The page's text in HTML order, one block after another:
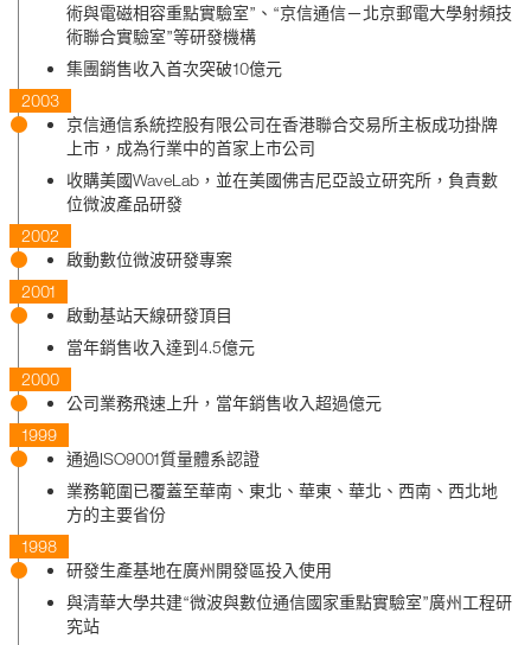
術與電磁相容重點實驗室”、“京信通信－北京郵電大學射頻技
術聯合實驗室”等研發機構
集團銷售收入首次突破10億元
2003
京信通信系統控股有限公司在香港聯合交易所主板成功掛牌
上市，成為行業中的首家上市公司
收購美國WaveLab，並在美國佛吉尼亞設立研究所，負責數
位微波產品研發
2002
啟動數位微波研發專案
2001
啟動基站天線研發頂目
當年銷售收入達到4.5億元
2000
公司業務飛速上升，當年銷售收入超過億元
1999
通過ISO9001質量體系認證
業務範圍已覆蓋至華南、東北、華東、華北、西南、西北地
方的主要省份
1998
研發生產基地在廣州開發區投入使用
與清華大學共建“微波與數位通信國家重點實驗室”廣州工程研
究站